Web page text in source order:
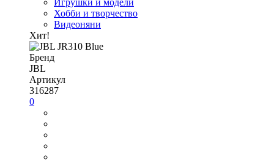
Игрушки и модели
Хобби и творчество
Видеоняни
Хит!
Бренд
JBL
Артикул
316287
0